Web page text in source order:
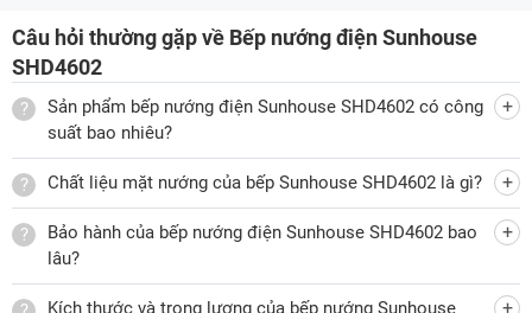
Trang bị khay hứng mỡ thừa tiện lợi
Thiết bị này còn được đi kèm khay hứng dầu mỡ thừa để
cho sức khỏe của người dùng. Với khay hứng này, quá trình
vệ sinh sau khi nướng cũng trở nên nhẹ nhàng, đơn giản
hơn.
Câu hỏi thường gặp về Bếp nướng điện Sunhouse
SHD4602
Sản phẩm bếp nướng điện Sunhouse SHD4602 có công
suất bao nhiêu?
Chất liệu mặt nướng của bếp Sunhouse SHD4602 là gì?
Bảo hành của bếp nướng điện Sunhouse SHD4602 bao
lâu?
Kích thước và trọng lượng của bếp nướng Sunhouse